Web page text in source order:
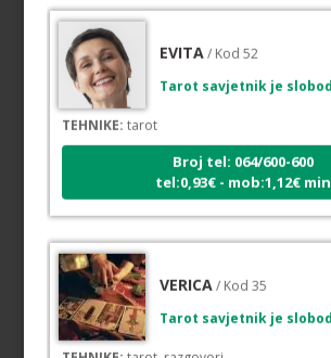
Tarot savjetnik je
TEHNIKE:tarot
tel:0,93€ - mob:1,12€ min
Tarot savjetnik je
TEHNIKE:tarot, razgovori